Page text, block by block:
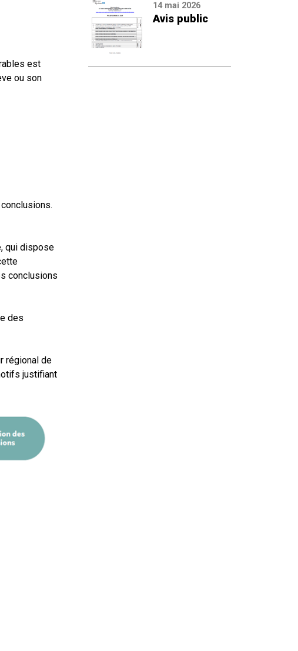
est
ou son
qui dispose
conclusions
des
régional de
justifiant
14 mai 2026
Avis public